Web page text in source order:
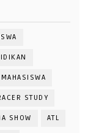
STUDY
SHOW ATL